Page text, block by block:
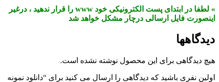
» لطفا در ابتدای پست الکترونیکی خود www را قرار ندهید ، درغیر
اینصورت فایل ارسالی درچار مشکل خواهد شد
دیدگاهها
هیچ دیدگاهی برای این محصول نوشته نشده است.
اولین نفری باشید که دیدگاهی را ارسال می کنید برای “دانلود نمونه